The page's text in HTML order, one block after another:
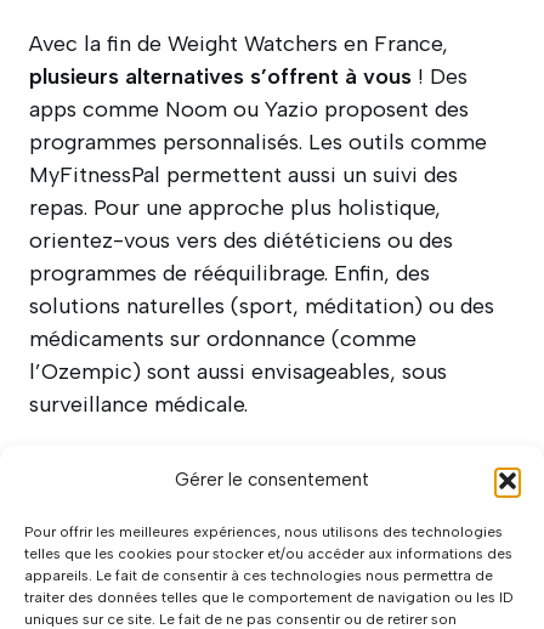
Gérer le consentement
Pour offrir les meilleures expériences, nous utilisons des technologies
telles que les cookies pour stocker et/ou accéder aux informations des
appareils. Le fait de consentir à ces technologies nous permettra de
traiter des données telles que le comportement de navigation ou les ID
uniques sur ce site. Le fait de ne pas consentir ou de retirer son
Avec la fin de Weight Watchers en France,
plusieurs alternatives s’offrent à vous ! Des
apps comme Noom ou Yazio proposent des
programmes personnalisés. Les outils comme
MyFitnessPal permettent aussi un suivi des
repas. Pour une approche plus holistique,
orientez-vous vers des diététiciens ou des
programmes de rééquilibrage. Enfin, des
solutions naturelles (sport, méditation) ou des
médicaments sur ordonnance (comme
l’Ozempic) sont aussi envisageables, sous
surveillance médicale.
Quelle perte de poids peut-on espérer
En moyenne, les adeptes perdent entre 1 et 4 kg
par mois, selon leur engagement. Cela dit, les